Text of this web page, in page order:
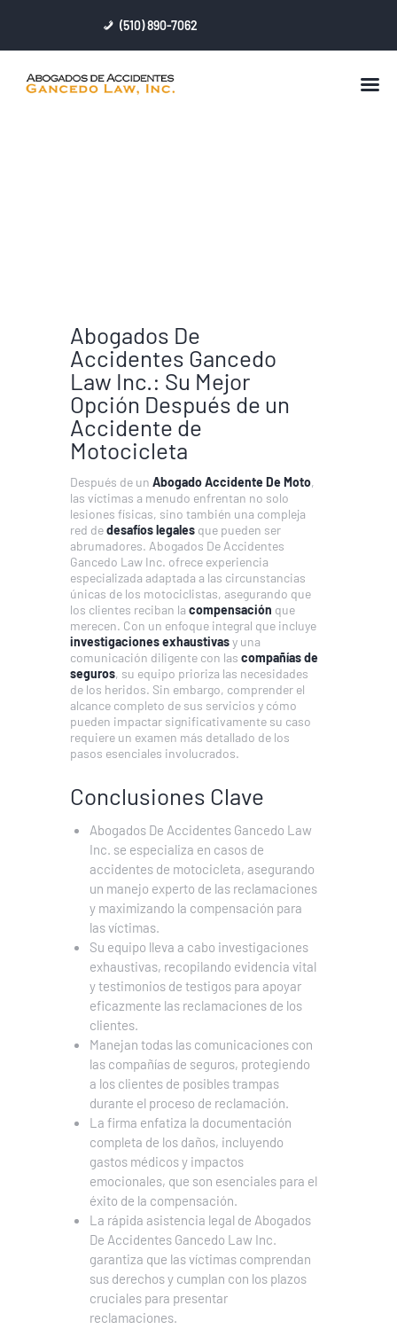
(510) 890-7062
Abogados De
Accidentes Gancedo
Law Inc.: Su Mejor
Opción Después de un
Accidente de
Motocicleta
Después de un Abogado Accidente De Moto,
las víctimas a menudo enfrentan no solo
lesiones físicas, sino también una compleja
red dedesafíos legales que pueden ser
abrumadores. Abogados De Accidentes
Gancedo Law Inc. ofrece experiencia
especializada adaptada a las circunstancias
únicas de los motociclistas, asegurando que
los clientes reciban la compensación que
merecen. Con un enfoque integral que incluye
investigaciones exhaustivasy una
comunicación diligente con las compañías de
seguros, su equipo prioriza las necesidades
de los heridos. Sin embargo, comprender el
alcance completo de sus servicios y cómo
pueden impactar significativamente su caso
requiere un examen más detallado de los
pasos esenciales involucrados.
Conclusiones Clave
Abogados De Accidentes Gancedo Law
Inc. se especializa en casos de
accidentes de motocicleta, asegurando
un manejo experto de las reclamaciones
y maximizando la compensación para
las víctimas.
Su equipo lleva a cabo investigaciones
exhaustivas, recopilando evidencia vital
y testimonios de testigos para apoyar
eficazmente las reclamaciones de los
clientes.
Manejan todas las comunicaciones con
las compañías de seguros, protegiendo
a los clientes de posibles trampas
durante el proceso de reclamación.
La firma enfatiza la documentación
completa de los daños, incluyendo
gastos médicos y impactos
emocionales, que son esenciales para el
éxito de la compensación.
La rápida asistencia legal de Abogados
De Accidentes Gancedo Law Inc.
garantiza que las víctimas comprendan
sus derechos y cumplan con los plazos
cruciales para presentar
reclamaciones.